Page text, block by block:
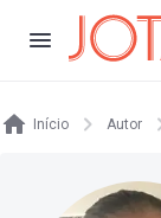
Início Autor